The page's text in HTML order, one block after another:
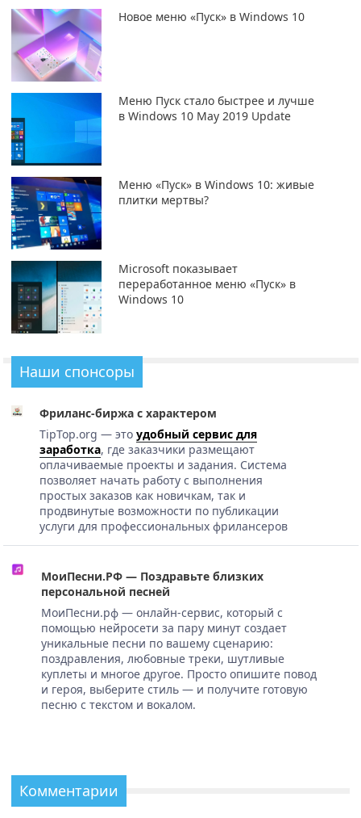
Новое меню «Пуск» в Windows 10
Меню Пуск стало быстрее и лучше
в Windows 10 May 2019 Update
Меню «Пуск» в Windows 10: живые
плитки мертвы?
Microsoft показывает
переработанное меню «Пуск» в
Windows 10
Наши спонсоры
Фриланс-биржа с характером
TipTop.org — это удобный сервис для
заработка, где заказчики размещают
оплачиваемые проекты и задания. Система
позволяет начать работу с выполнения
простых заказов как новичкам, так и
продвинутые возможности по публикации
услуги для профессиональных фрилансеров
МоиПесни.РФ — Поздравьте близких
персональной песней
МоиПесни.рф — онлайн-сервис, который с
помощью нейросети за пару минут создает
уникальные песни по вашему сценарию:
поздравления, любовные треки, шутливые
куплеты и многое другое. Просто опишите повод
и героя, выберите стиль — и получите готовую
песню с текстом и вокалом.
Комментарии